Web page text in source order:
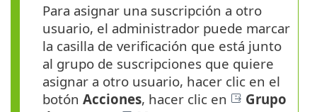
Para asignar una suscripción a otro
usuario, el administrador puede marcar
la casilla de verificación que está junto
al grupo de suscripciones que quiere
asignar a otro usuario, hacer clic en el
botón Acciones, hacer clic en
Grupo